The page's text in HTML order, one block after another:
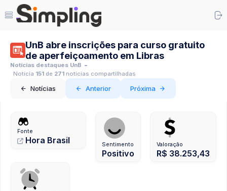
UnB abre inscrições para curso gratuito
de aperfeiçoamento em Libras
Notícias destaques UnB
Notícia 151 de 271 notícias compartilhadas
Notícias Anterior Próxima
Fonte
Hora Brasil Sentimento
Positivo
Valoração
R$ 38.253,43